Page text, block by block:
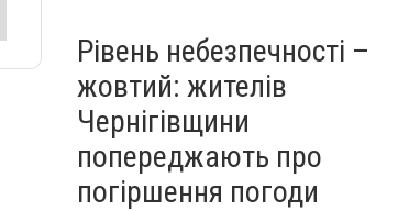
Рівень небезпечності –
жовтий: жителів
Чернігівщини
попереджають про
погіршення погоди